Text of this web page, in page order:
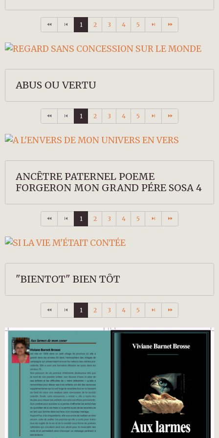
1 2 3 4 5
ABUS OU VERTU
1 2 3 4 5
ANCÊTRE PATERNEL POEME
FORGERON MON GRAND PÉRE SOSA 4
1 2 3 4 5
"BIENTOT" BIEN TÔT
1 2 3 4 5